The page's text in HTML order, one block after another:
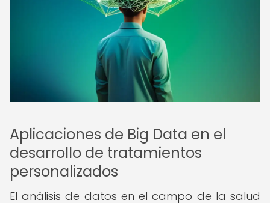
Aplicaciones de Big Data en el
desarrollo de tratamientos
personalizados
El análisis de datos en el campo de la salud